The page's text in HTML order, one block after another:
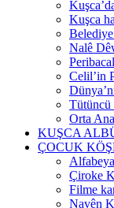
Kuşca
Nalê
Celil’in
Tütüncü
Orta
KUŞCA
ÇOCUK
Çiroke
Filme
Navên